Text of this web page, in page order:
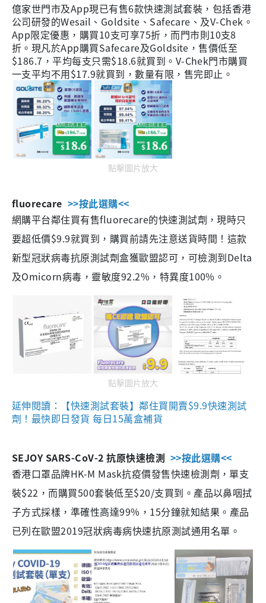
億家世門市及App現已有售6款快速測試套裝，包括香港
公司研發的Wesail、Goldsite、Safecare、及V-Chek。
App限定優惠，購買10支可享75折，而門市則10支8
折。現凡於App購買Safecare及Goldsite，售價低至
$186.7，平均每支只需$18.6就買到。V-Chek門市購買
一支平均不用$17.9就買到，數量有限，售完即止。
點擊圖片放大
fluorecare >>按此選購<<
網購平台鄰住買有售fluorecare的快速測試劑，現時只
要超低價$9.9就買到，購買前請先注意送貨時間！這款
新型冠狀病毒抗原測試劑盒獲歐盟認可，可檢測到Delta
及Omicorn病毒，靈敏度92.2%，特異度100%。
點擊圖片放大
延伸閱讀：【快速測試套裝】鄰住買開賣$9.9快速測試
劑！最快即日發貨 每日15萬盒補貨
SEJOY SARS-CoV-2 抗原快速檢測 >>按此選購<<
香港口罩品牌HK-M Mask抗疫價發售快速檢測劑，單支
裝$22，而購買500套裝低至$20/支買到。產品以鼻咽拭
子方式採樣，準確性高達99%，15分鐘就知結果。產品
已列在歐盟2019冠狀病毒病快速抗原測試通用名單。